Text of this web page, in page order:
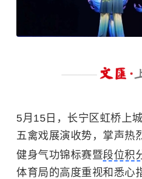
5月15日，长宁区虹桥上
五禽戏展演收势，掌声热
健身气功锦标赛暨段位积
体育局的高度重视和悉心